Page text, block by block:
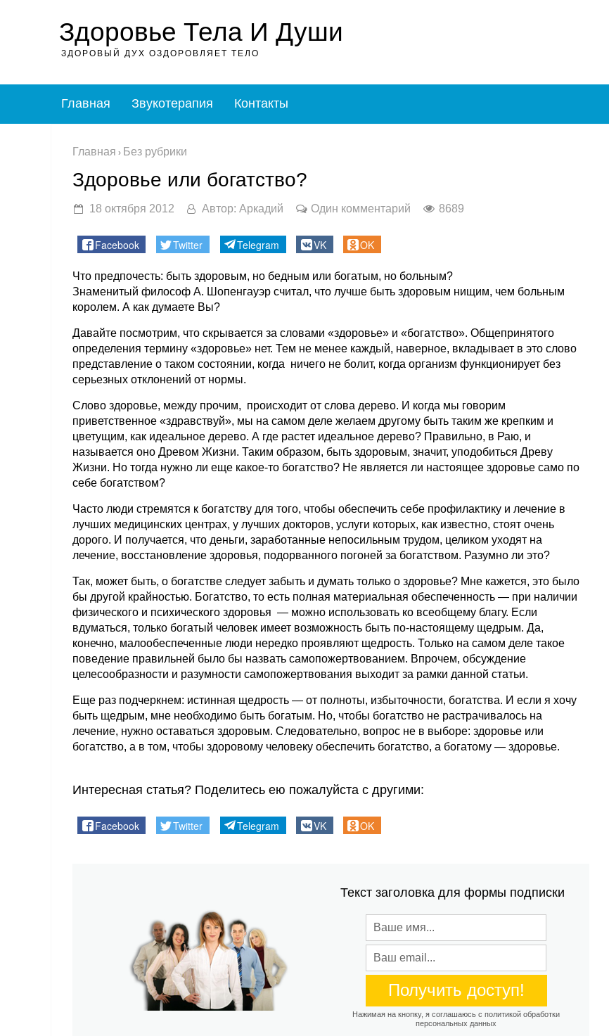
Здоровье Тела И Души
ЗДОРОВЫЙ ДУХ ОЗДОРОВЛЯЕТ ТЕЛО
Главная Звукотерапия Контакты
Главная › Без рубрики
Здоровье или богатство?
18 октября 2012 Автор: Аркадий Один комментарий 8689
Facebook Twitter Telegram VK OK
Что предпочесть: быть здоровым, но бедным или богатым, но больным?
Знаменитый философ А. Шопенгауэр считал, что лучше быть здоровым нищим, чем больным
королем. А как думаете Вы?
Давайте посмотрим, что скрывается за словами «здоровье» и «богатство». Общепринятого
определения термину «здоровье» нет. Тем не менее каждый, наверное, вкладывает в это слово
представление о таком состоянии, когда ничего не болит, когда организм функционирует без
серьезных отклонений от нормы.
Слово здоровье, между прочим, происходит от слова дерево. И когда мы говорим
приветственное «здравствуй», мы на самом деле желаем другому быть таким же крепким и
цветущим, как идеальное дерево. А где растет идеальное дерево? Правильно, в Раю, и
называется оно Древом Жизни. Таким образом, быть здоровым, значит, уподобиться Древу
Жизни. Но тогда нужно ли еще какое-то богатство? Не является ли настоящее здоровье само по
себе богатством?
Часто люди стремятся к богатству для того, чтобы обеспечить себе профилактику и лечение в
лучших медицинских центрах, у лучших докторов, услуги которых, как известно, стоят очень
дорого. И получается, что деньги, заработанные непосильным трудом, целиком уходят на
лечение, восстановление здоровья, подорванного погоней за богатством. Разумно ли это?
Так, может быть, о богатстве следует забыть и думать только о здоровье? Мне кажется, это было
бы другой крайностью. Богатство, то есть полная материальная обеспеченность — при наличии
физического и психического здоровья — можно использовать ко всеобщему благу. Если
вдуматься, только богатый человек имеет возможность быть по-настоящему щедрым. Да,
конечно, малообеспеченные люди нередко проявляют щедрость. Только на самом деле такое
поведение правильней было бы назвать самопожертвованием. Впрочем, обсуждение
целесообразности и разумности самопожертвования выходит за рамки данной статьи.
Еще раз подчеркнем: истинная щедрость — от полноты, избыточности, богатства. И если я хочу
быть щедрым, мне необходимо быть богатым. Но, чтобы богатство не растрачивалось на
лечение, нужно оставаться здоровым. Следовательно, вопрос не в выборе: здоровье или
богатство, а в том, чтобы здоровому человеку обеспечить богатство, а богатому — здоровье.
Интересная статья? Поделитесь ею пожалуйста с другими:
Facebook Twitter Telegram VK OK
Текст заголовка для формы подписки
Нажимая на кнопку, я соглашаюсь с политикой обработки
персональных данных